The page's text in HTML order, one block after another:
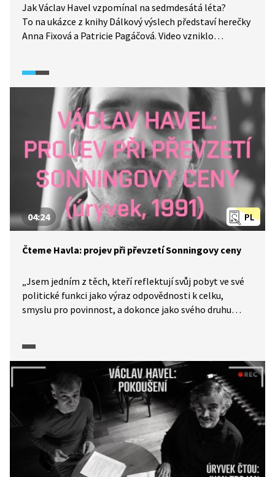
Jak Václav Havel vzpomínal na sedmdesátá léta?
To na ukázce z knihy Dálkový výslech představí herečky
Anna Fixová a Patricie Pagáčová. Video vzniklo
PL
04:24
Čteme Havla: projev při převzetí Sonningovy ceny
„Jsem jedním z těch, kteří reflektují svůj pobyt ve své
politické funkci jako výraz odpovědnosti k celku,
smyslu pro povinnost, a dokonce jako svého druhu
z produkce Knihovny Václava Havla.